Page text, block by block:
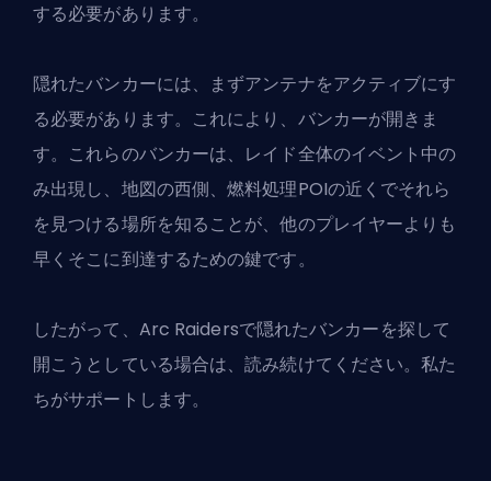
する必要があります。
隠れたバンカーには、まずアンテナをアクティブにす
る必要があります。これにより、バンカーが開きま
す。これらのバンカーは、レイド全体のイベント中の
み出現し、地図の西側、燃料処理POIの近くでそれら
を見つける場所を知ることが、他のプレイヤーよりも
早くそこに到達するための鍵です。
したがって、Arc Raidersで隠れたバンカーを探して
開こうとしている場合は、読み続けてください。私た
ちがサポートします。